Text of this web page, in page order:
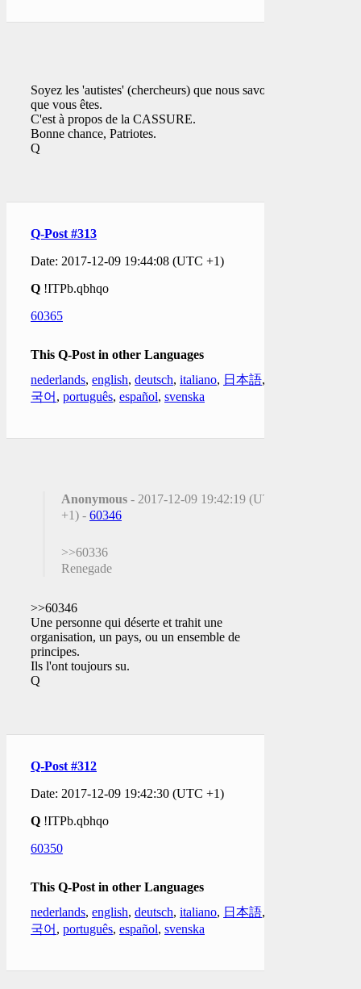
Soyez les 'autistes' (chercheurs) que nous savons
que vous êtes.
C'est à propos de la CASSURE.
Bonne chance, Patriotes.
Q
Q-Post #313
Date: 2017-12-09 19:44:08 (UTC +1)
Q !ITPb.qbhqo
60365
This Q-Post in other Languages
nederlands, english, deutsch, italiano, 日本語,
국어 , português, español, svenska
Anonymous - 2017-12-09 19:42:19 (UTC
+1) - 60346
>>60336
Renegade
>>60346
Une personne qui déserte et trahit une
organisation, un pays, ou un ensemble de
principes.
Ils l'ont toujours su.
Q
Q-Post #312
Date: 2017-12-09 19:42:30 (UTC +1)
Q !ITPb.qbhqo
60350
This Q-Post in other Languages
nederlands, english, deutsch, italiano, 日本語,
국어 , português, español, svenska